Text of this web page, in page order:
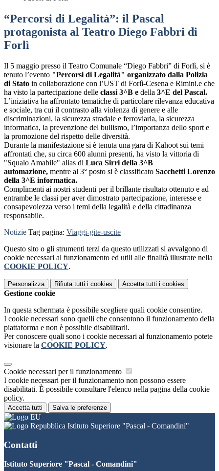
“Percorsi di Legalità”: il Pascal
protagonista al Teatro Diego Fabbri di
Forlì
Il 5 maggio presso il Teatro Comunale “Diego Fabbri” di Forlì, si è
tenuto l’evento "Percorsi di Legalità" organizzato dalla Polizia
di Stato in collaborazione con l’UST di Forlì-Cesena e Rimini.e che
ha visto la partecipazione delle classi 3^B e della 3^E del Pascal.
L’iniziativa ha affrontato tematiche di particolare rilevanza educativa
e sociale, tra cui il contrasto alla violenza di genere e alle
discriminazioni, la sicurezza stradale e ferroviaria, la sicurezza
informatica, la prevenzione del bullismo, l’importanza dello sport e
la promozione del rispetto delle diversità.
Durante la manifestazione si è tenuta una gara di Kahoot sui temi
affrontati che, su circa 600 alunni presenti, ha visto la vittoria di
"Squalo Amabile" alias di Luca Sirri della 3^B
automazione, mentre al 3° posto si è classificato Sacchetti Lorenzo
della 3^E informatica.
Complimenti ai nostri studenti per il brillante risultato ottenuto e ad
entrambe le classi per aver dimostrato partecipazione, interesse e
consapevolezza verso i temi della legalità e della cittadinanza
responsabile.
Notizie Tag pagina: Viaggi-gite-uscite
Questo sito o gli strumenti terzi da questo utilizzati si avvalgono di
cookie necessari al funzionamento ed utili alle finalità illustrate nella
COOKIE POLICY.
Personalizza Rifiuta tutti i cookies Accetta tutti i cookies
Gestione cookie
In questa schermata è possibile scegliere quali cookie consentire.
I cookie necessari sono quelli che consentono il funzionamento della
piattaforma e non è possibile disabilitarli.
Per conoscere quali sono i cookie necessari al funzionamento potete
visionare la COOKIE POLICY.
Cookie necessari per il funzionamento
I cookie necessari per il funzionamento non possono essere
disabilitati. È possibile consultare l'elenco nella pagina della cookie
policy.
Accetta tutti Salva le preferenze
Istituto Superiore "Pascal - Comandini"
Contatti
Istituto Superiore "Pascal - Comandini"